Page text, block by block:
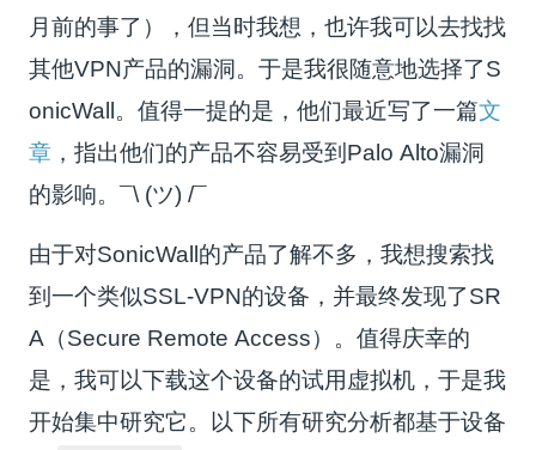
月前的事了），但当时我想，也许我可以去找找
其他VPN产品的漏洞。于是我很随意地选择了S
onicWall。值得一提的是，他们最近写了一篇文
章 ，指出他们的产品不容易受到Palo Alto漏洞
的影响。¯\ (ツ) /¯
由于对SonicWall的产品了解不多，我想搜索找
到一个类似SSL-VPN的设备，并最终发现了SR
A（Secure Remote Access）。值得庆幸的
是，我可以下载这个设备的试用虚拟机，于是我
开始集中研究它。以下所有研究分析都基于设备